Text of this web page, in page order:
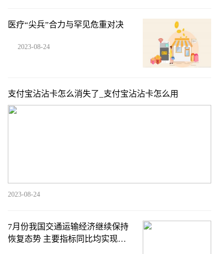
医疗“尖兵”合力与罕见危重对决
2023-08-24
支付宝沾沾卡怎么消失了_支付宝沾沾卡怎么用
2023-08-24
7月份我国交通运输经济继续保持
恢复态势 主要指标同比均实现增